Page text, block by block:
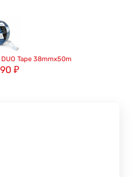
Tape 38mmx50m
₽